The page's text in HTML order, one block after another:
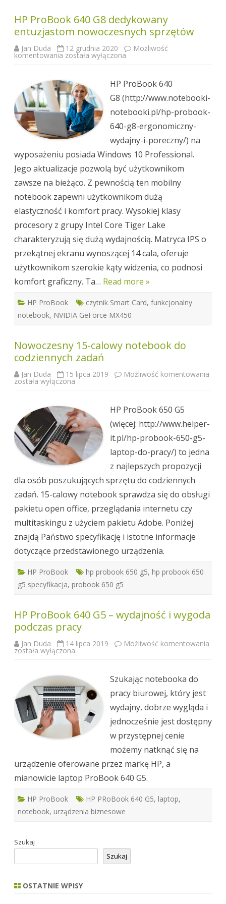
HP ProBook 640 G8 dedykowany
entuzjastom nowoczesnych sprzętów
Jan Duda 12 grudnia 2020 Możliwość
komentowania HP
dedykowany
entuzjastom
nowoczesnych
sprzętów
została wyłączona
HP ProBook 640
G8 (http://www.notebooki-
notebooki.pl/hp-probook-
640-g8-ergonomiczny-
wydajny-i-poreczny/) na
wyposażeniu posiada Windows 10 Professional.
Jego aktualizacje pozwolą być użytkownikom
zawsze na bieżąco. Z pewnością ten mobilny
notebook zapewni użytkownikom dużą
elastyczność i komfort pracy. Wysokiej klasy
procesory z grupy Intel Core Tiger Lake
charakteryzują się dużą wydajnością. Matryca IPS o
przekątnej ekranu wynoszącej 14 cala, oferuje
użytkownikom szerokie kąty widzenia, co podnosi
komfort graficzny. Ta… Read more »
HP ProBook czytnik Smart Card, funkcjonalny
notebook, NVIDIA GeForce MX450
Nowoczesny 15-calowy notebook do
codziennych zadań
Jan Duda 15 lipca 2019 Możliwość komentowania
została wyłączona
HP ProBook 650 G5
(więcej: http://www.helper-
it.pl/hp-probook-650-g5-
laptop-do-pracy/) to jedna
z najlepszych propozycji
dla osób poszukujących sprzętu do codziennych
zadań. 15-calowy notebook sprawdza się do obsługi
pakietu open office, przeglądania internetu czy
multitaskingu z użyciem pakietu Adobe. Poniżej
znajdą Państwo specyfikację i istotne informacje
dotyczące przedstawionego urządzenia.
HP ProBook hp probook 650 g5, hp probook 650
g5 specyfikacja, probook 650 g5
HP ProBook 640 G5 – wydajność i wygoda
podczas pracy
Jan Duda 14 lipca 2019 Możliwość komentowania
została wyłączona
Szukając notebooka do
pracy biurowej, który jest
wydajny, dobrze wygląda i
jednocześnie jest dostępny
w przystępnej cenie
możemy natknąć się na
urządzenie oferowane przez markę HP, a
mianowicie laptop ProBook 640 G5.
HP ProBook HP PRoBook 640 G5, laptop,
notebook, urządzenia biznesowe
Szukaj
Szukaj
OSTATNIE WPISY